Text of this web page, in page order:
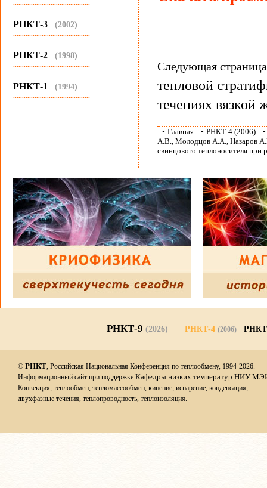
...........................................
РНКТ-3 (2002)
...........................................
РНКТ-2 (1998)
...........................................
РНКТ-1 (1994)
...........................................
Следующая
тепловой
течениях вязкой
• Главная • РНКТ-4 (2006)
А.В., Молодцов А.А., Назаров
свинцового теплоносителя при
РНКТ-9 (2026) РНКТ-4 (2006)
© РНКТ, Российская Национальная Конференция по теплообмену, 1994-2026.
Информационный сайт при поддержке Кафедры низких температур НИУ
Конвекция, теплообмен, тепломассообмен, кипение, испарение, конденсация,
двухфазные течения, теплопроводность, теплоизоляция.